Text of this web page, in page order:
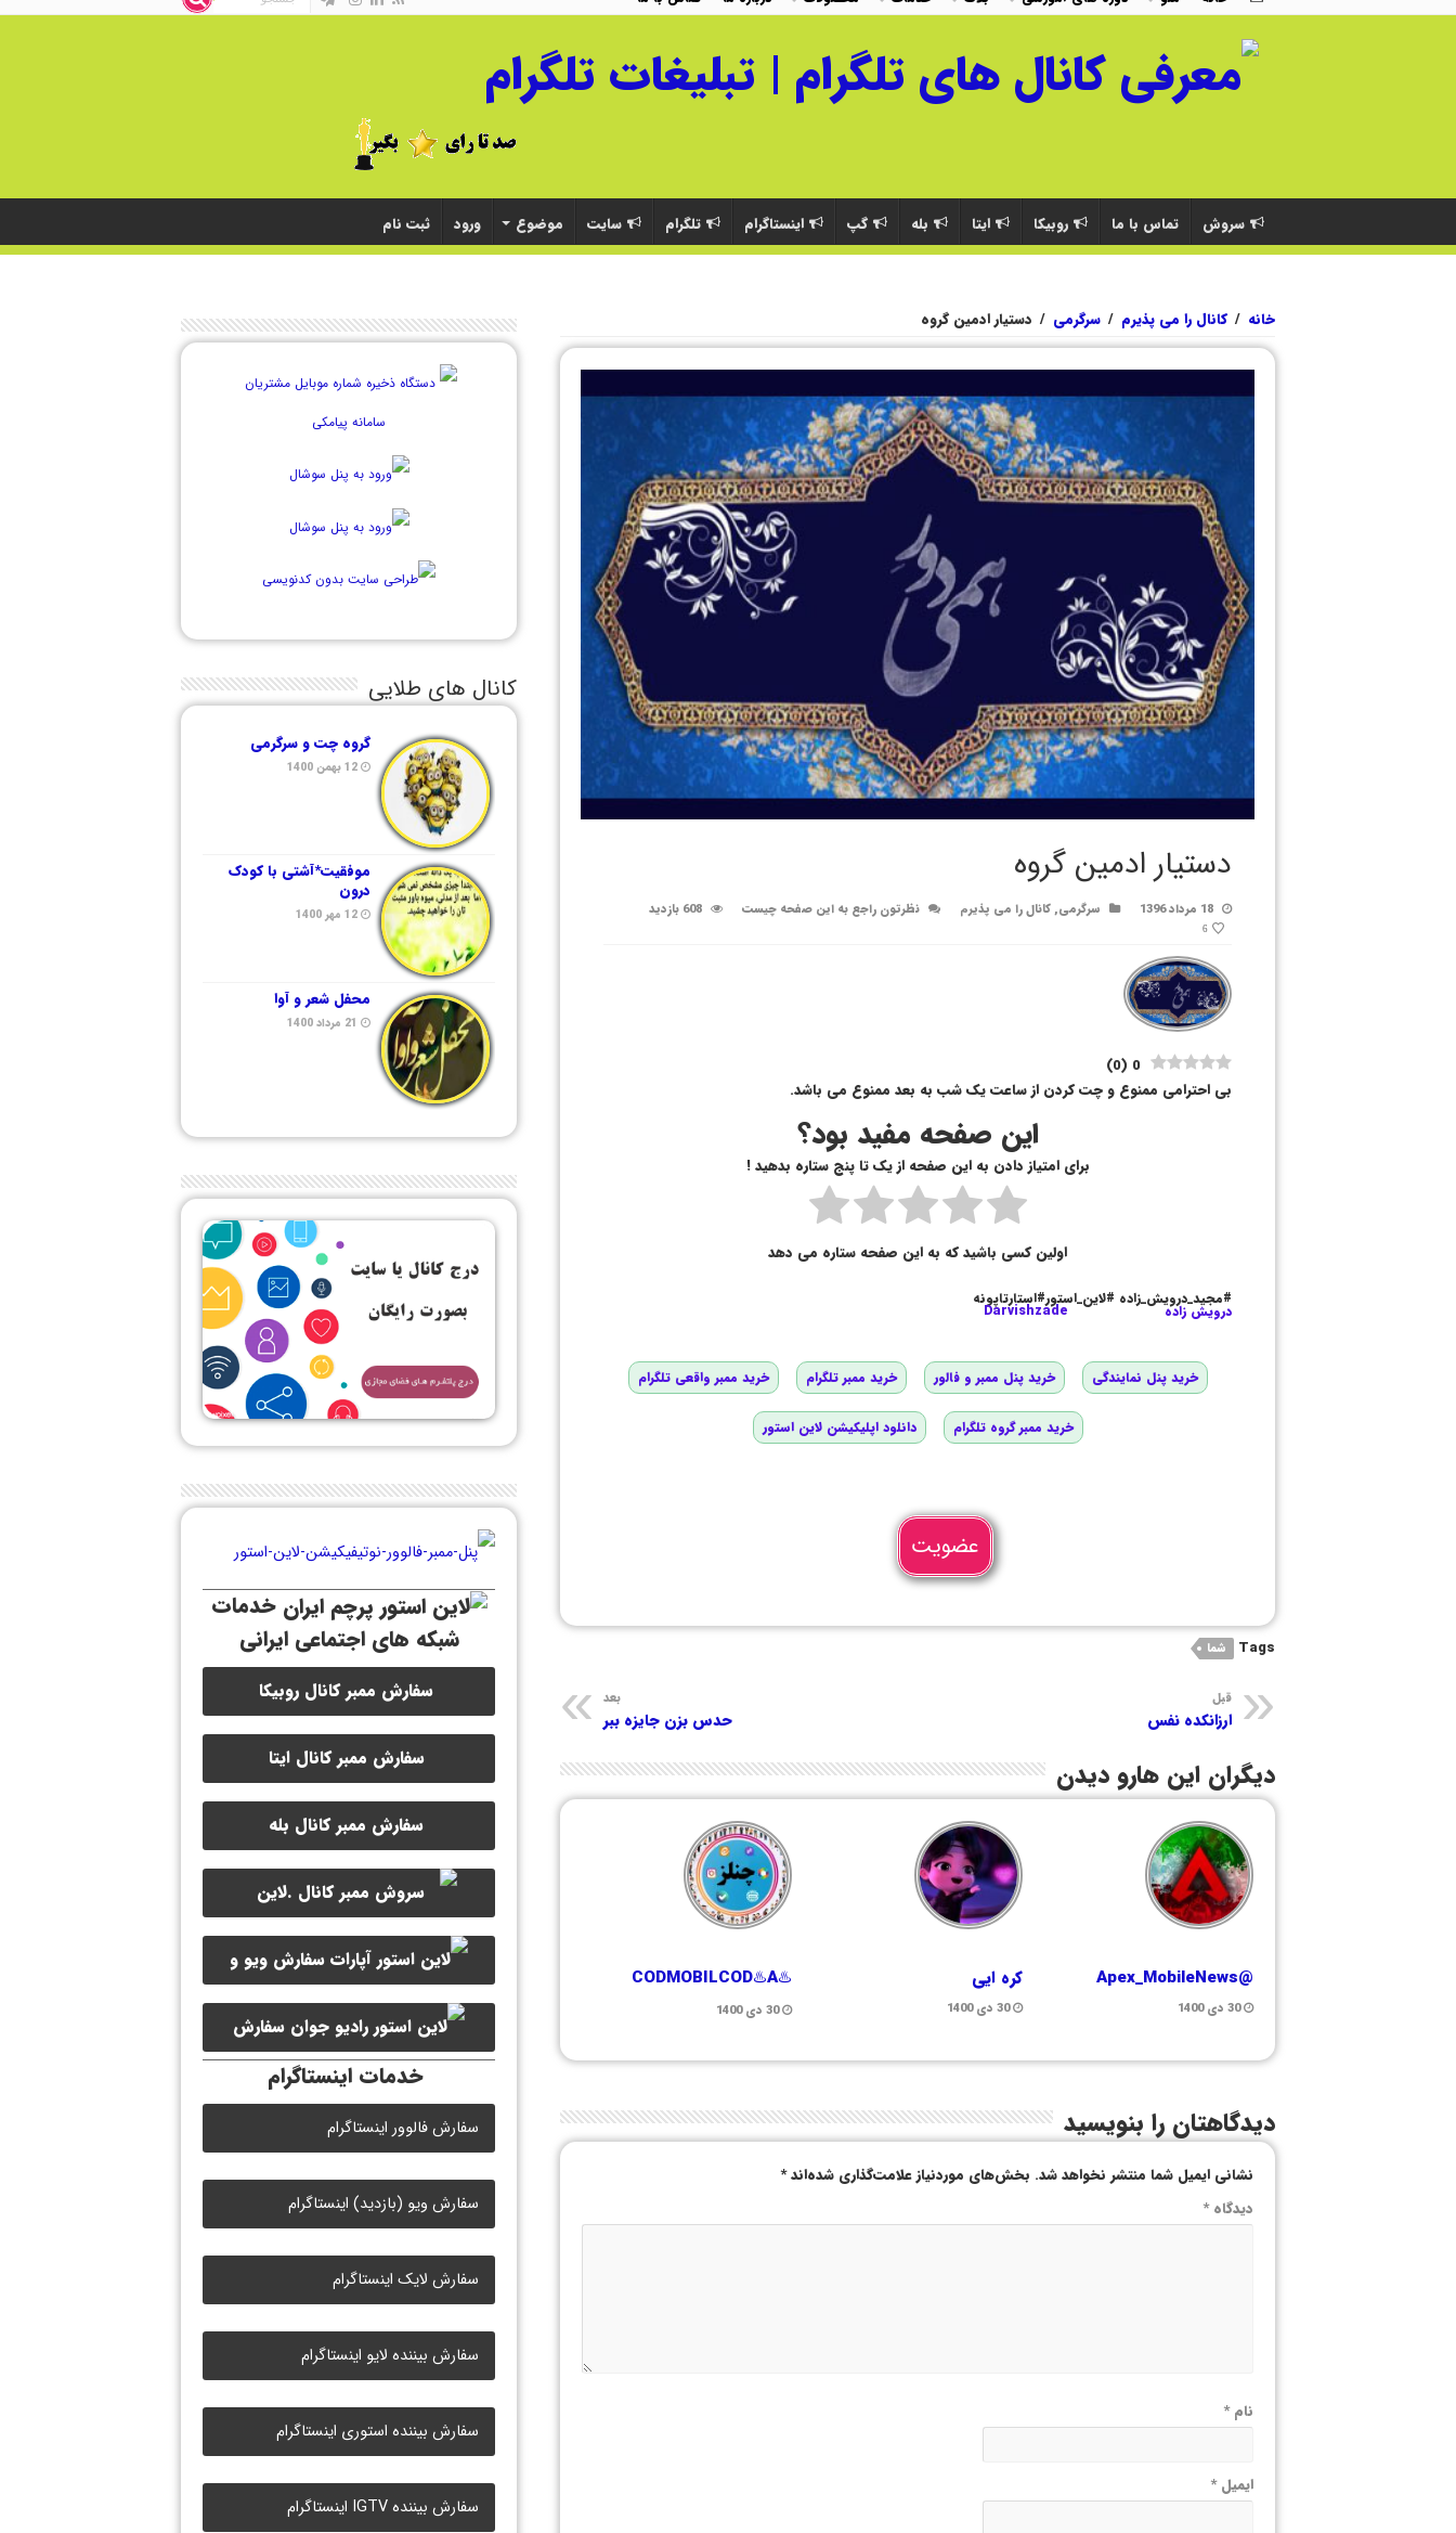
سروش تماس با ما روبیکا ایتا بله گپ اینستاگرام تلگرام سایت موضوع ورود ثبت نام
خانه / کانال را می پذیرم / سرگرمی / دستیار ادمین گروه
دستیار ادمین گروه
18 مرداد 1396 سرگرمی,کانال را می پذیرم نظرتون راجع به این صفحه چیست 608 بازدید
6
0
(
0
)
بی احترامی ممنوع و چت کردن از ساعت یک شب به بعد ممنوع می باشد.
این صفحه مفید بود؟
برای امتیاز دادن به این صفحه از یک تا پنج ستاره بدهید !
اولین کسی باشید که به این صفحه ستاره می دهد
#مجید_درویش_زاده #لاین_استور#استارتاپونه
درویش زاده Darvishzade
خرید پنل نمایندگی خرید پنل ممبر و فالور خرید ممبر تلگرام خرید ممبر واقعی تلگرام
خرید ممبر گروه تلگرام دانلود اپلیکیشن لاین استور
عضویت
Tags شما
قبل
ارزانکده نفس
بعد
حدس بزن جایزه ببر
دیگران این هارو دیدن
@Apex_MobileNews
30 دی 1400
کره ایی
30 دی 1400
♨️CODMOBILCOD♨️A
30 دی 1400
دیدگاهتان را بنویسید
نشانی ایمیل شما منتشر نخواهد شد. بخش‌های موردنیاز علامت‌گذاری شده‌اند*
دیدگاه*
نام*
ایمیل*
کانال های طلایی
گروه چت و سرگرمی
12 بهمن 1400
موفقیت*آشتی با کودک
درون
12 مهر 1400
محفل شعر و آوا
21 مرداد 1400
خدمات
شبکه های اجتماعی ایرانی
سفارش ممبر کانال روبیکا
سفارش ممبر کانال ایتا
سفارش ممبر کانال بله
سفارش ممبر کانال سروش
سفارش ویو و
لایک ویدیو آپارات
سفارش
لایک رادیو جوان
خدمات اینستاگرام
سفارش فالوور اینستاگرام
سفارش ویو (بازدید) اینستاگرام
سفارش لایک اینستاگرام
سفارش بیننده لایو اینستاگرام
سفارش بیننده استوری اینستاگرام
سفارش بیننده IGTV اینستاگرام